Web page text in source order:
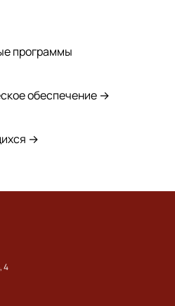
программы
обеспечение →
→
4